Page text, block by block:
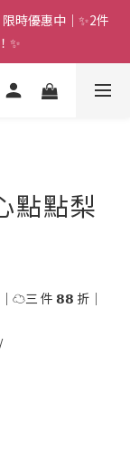
時優惠中｜✨2件
✨
點點梨
☁️三 件 𝟴𝟴 折｜